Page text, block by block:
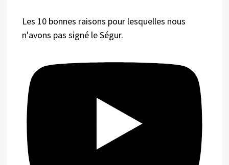
Les 10 bonnes raisons pour lesquelles nous
n'avons pas signé le Ségur.